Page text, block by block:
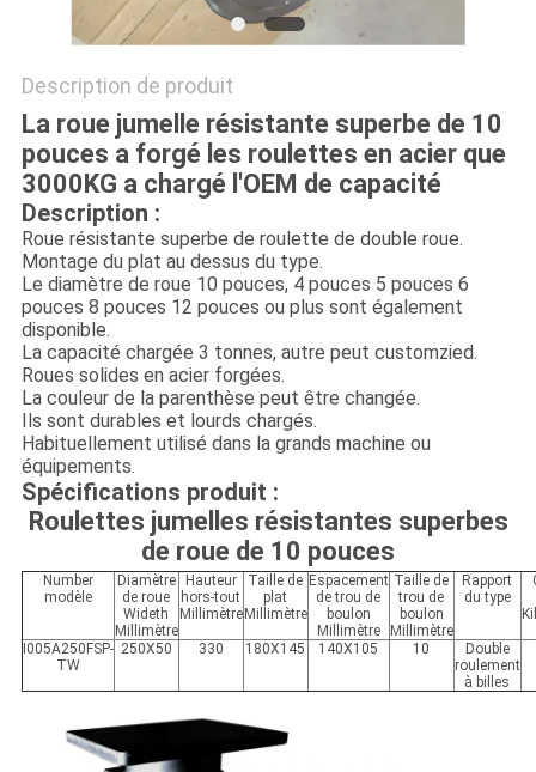
Description de produit
La roue jumelle résistante superbe de 10
pouces a forgé les roulettes en acier que
3000KG a chargé l'OEM de capacité
Description :
Roue résistante superbe de roulette de double roue.
Montage du plat au dessus du type.
Le diamètre de roue 10 pouces, 4 pouces 5 pouces 6
pouces 8 pouces 12 pouces ou plus sont également
disponible.
La capacité chargée 3 tonnes, autre peut customzied.
Roues solides en acier forgées.
La couleur de la parenthèse peut être changée.
Ils sont durables et lourds chargés.
Habituellement utilisé dans la grands machine ou
équipements.
Spécifications produit :
Roulettes jumelles résistantes superbes
de roue de 10 pouces
Number
modèle
Diamètre
de roue
Wideth
Millimètre
Hauteur
hors-tout
Millimètre
Taille de
plat
Millimètre
Espacement
de trou de
boulon
Millimètre
Taille de
trou de
boulon
Millimètre
Rapport
du type
I005A250FSP-
TW
250X50 330 180X145 140X105 10
Double
roulement
à billes